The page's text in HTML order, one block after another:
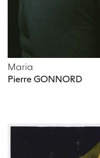
Maria
Pierre GONNORD